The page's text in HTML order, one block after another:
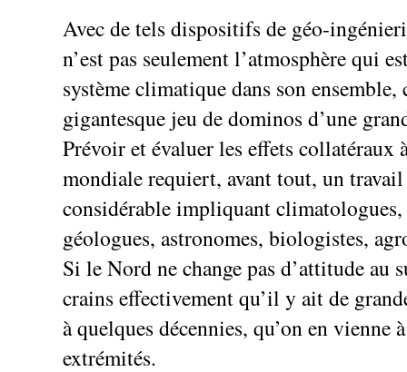
Avec de tels dispositifs de géo-
n’est pas seulement l’atmosphère qui
système climatique dans son ensemble,
gigantesque jeu de dominos d’une
Prévoir et évaluer les effets collatéraux
mondiale requiert, avant tout, un
considérable impliquant climatologues,
géologues, astronomes, biologistes,
Si le Nord ne change pas d’attitude au
crains effectivement qu’il y ait de
à quelques décennies, qu’on en vienne
extrémités.